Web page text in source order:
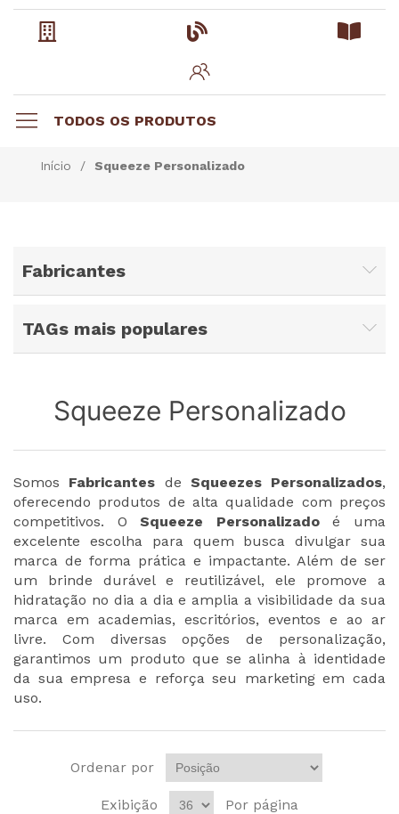
TODOS OS PRODUTOS
Início / Squeeze Personalizado
Fabricantes
TAGs mais populares
Squeeze Personalizado
Somos Fabricantes de Squeezes Personalizados,
oferecendo produtos de alta qualidade com preços
competitivos. OSqueeze Personalizadoé uma
excelente escolha para quem busca divulgar sua
marca de forma prática e impactante. Além de ser
um brinde durável e reutilizável, ele promove a
hidratação no dia a dia e amplia a visibilidade da sua
marca em academias, escritórios, eventos e ao ar
livre. Com diversas opções de personalização,
garantimos um produto que se alinha à identidade
da sua empresa e reforça seu marketing em cada
uso.
Ordenar por
Exibição Por página